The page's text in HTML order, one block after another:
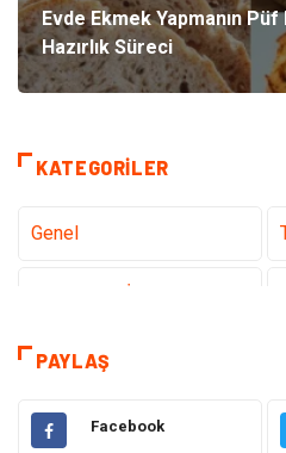
Evde Ekmek Yapmanın
Hazırlık Süreci
KATEGORILER
Genel
Hizmet
Hukuk
PAYLAŞ
Facebook